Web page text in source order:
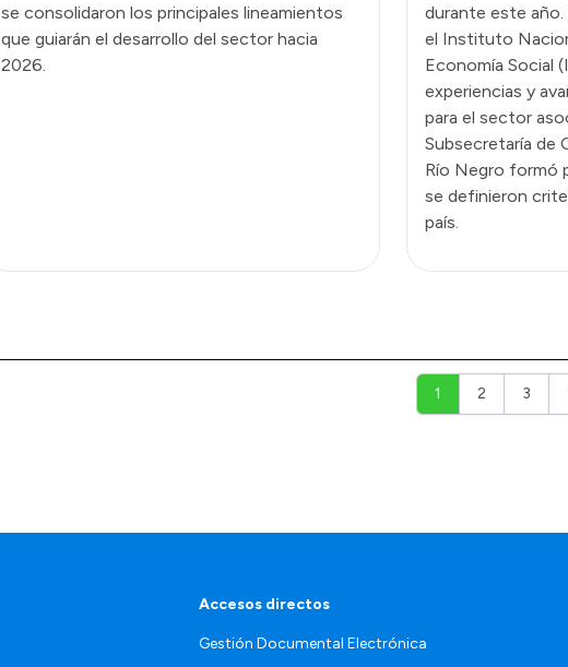
se consolidaron los principales lineamientos
que guiarán el desarrollo del sector hacia
2026.
durante este
el Instituto
Economía Social
experiencias y
para el sector
Subsecretaría de
Río Negro formó
se definieron
país.
1 2 3
Accesos directos
Gestión Documental Electrónica